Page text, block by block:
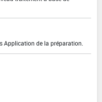
Application de la préparation.